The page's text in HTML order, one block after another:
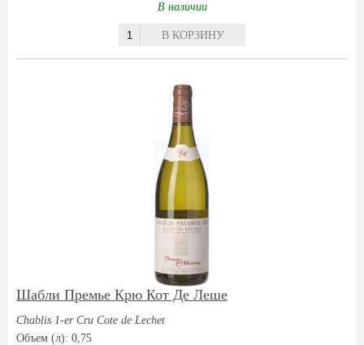
В наличии
В КОРЗИНУ
Шабли Премье Крю Кот Де Леше
Chablis 1-er Cru Cote de Lechet
Объем (л): 0,75